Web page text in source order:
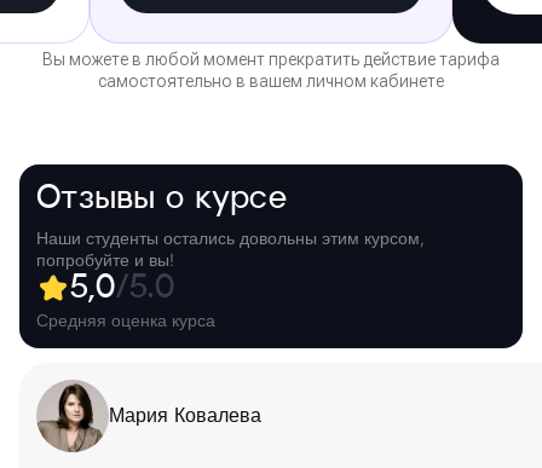
Вы можете в любой момент прекратить действие тарифа
самостоятельно в вашем личном кабинете
Отзывы о курсе
Наши студенты остались довольны этим курсом,
попробуйте и вы!
5,0/5.0
Средняя оценка курса
Мария Ковалева